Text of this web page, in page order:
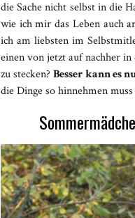
die Sache nicht selbst in die
wie ich mir das Leben auch
ich am liebsten im
einen von jetzt auf nachher
zu stecken?Besser kann es
die Dinge so hinnehmen